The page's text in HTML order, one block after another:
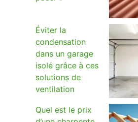
Éviter la
condensation
dans un garage
isolé grâce à ces
solutions de
ventilation
Quel est le prix